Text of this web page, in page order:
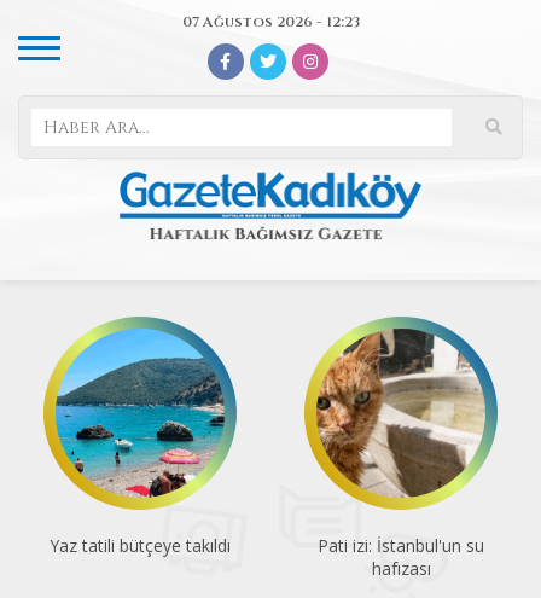
07 Ağustos 2026 - 12:23
Pati izi: İstanbul'un su
Bir gezginin gözünden
Kadıköy